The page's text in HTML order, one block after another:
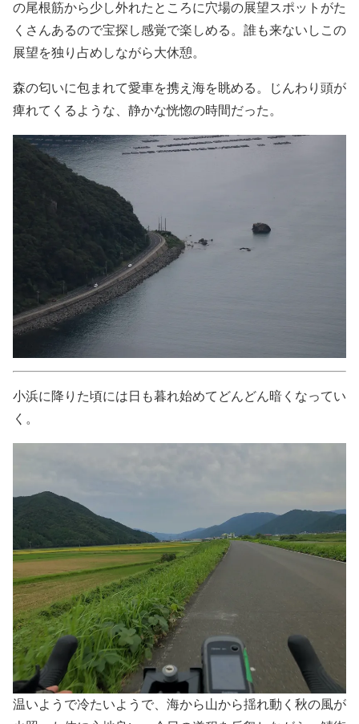
の尾根筋から少し外れたところに穴場の展望スポットがた
くさんあるので宝探し感覚で楽しめる。誰も来ないしこの
展望を独り占めしながら大休憩。
森の匂いに包まれて愛車を携え海を眺める。じんわり頭が
痺れてくるような、静かな恍惚の時間だった。
小浜に降りた頃には日も暮れ始めてどんどん暗くなってい
く。
温いようで冷たいようで、海から山から揺れ動く秋の風が